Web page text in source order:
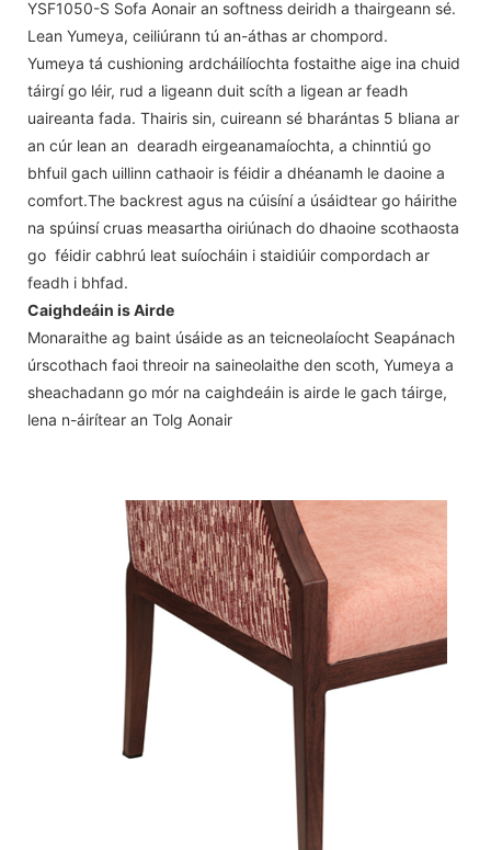
YSF1050-S Sofa Aonair an softness deiridh a thairgeann sé.
Lean Yumeya, ceiliúrann tú an-áthas ar chompord.
Yumeya tá cushioning ardcháilíochta fostaithe aige ina chuid
táirgí go léir, rud a ligeann duit scíth a ligean ar feadh
uaireanta fada. Thairis sin, cuireann sé bharántas 5 bliana ar
an cúr lean an dearadh eirgeanamaíochta, a chinntiú go
bhfuil gach uillinn cathaoir is féidir a dhéanamh le daoine a
comfort.The backrest agus na cúisíní a úsáidtear go háirithe
na spúinsí cruas measartha oiriúnach do dhaoine scothaosta
go féidir cabhrú leat suíocháin i staidiúir compordach ar
feadh i bhfad.
Caighdeáin is Airde
Monaraithe ag baint úsáide as an teicneolaíocht Seapánach
úrscothach faoi threoir na saineolaithe den scoth, Yumeya a
sheachadann go mór na caighdeáin is airde le gach táirge,
lena n-áirítear an Tolg Aonair